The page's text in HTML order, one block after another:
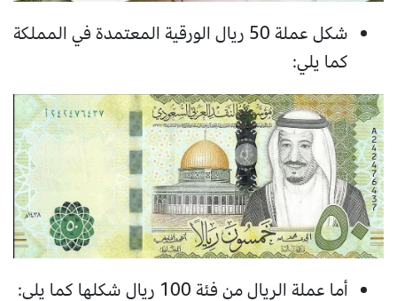
شكل عملة 50 ريال الورقية المعتمدة في المملكة
كما يلي:
أما عملة الريال من فئة 100 ريال شكلها كما يلي: